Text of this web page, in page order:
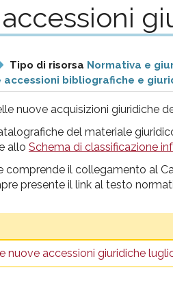
Tipo di risorsa Normativa e
accessioni bibliografiche e
nuove acquisizioni giuridiche
del materiale
allo Schema di classificazione
comprende il collegamento al
presente il link al testo
nuove accessioni giuridiche